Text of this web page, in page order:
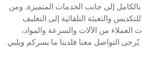
إلى جانب الخدمات المتميزة. ومن
والتعبئة التلقائية إلى التغليف
العملاء من الآلات والسرعة والمواد،
التواصل معنا فلدينا ما يسركم ويلبي